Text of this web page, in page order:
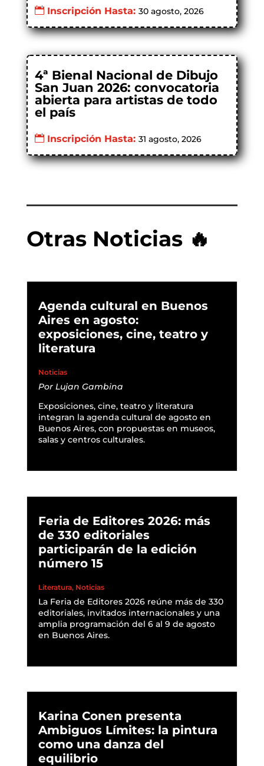
Inscripción Hasta: 30 agosto, 2026
4ª Bienal Nacional de Dibujo
San Juan 2026: convocatoria
abierta para artistas de todo
el país
Inscripción Hasta: 31 agosto, 2026
Otras Noticias 🔥
Agenda cultural en Buenos
Aires en agosto:
exposiciones, cine, teatro y
literatura
Noticias
Por Lujan Gambina
Exposiciones, cine, teatro y literatura
integran la agenda cultural de agosto en
Buenos Aires, con propuestas en museos,
salas y centros culturales.
Feria de Editores 2026: más
de 330 editoriales
participarán de la edición
número 15
Literatura, Noticias
La Feria de Editores 2026 reúne más de 330
editoriales, invitados internacionales y una
amplia programación del 6 al 9 de agosto
en Buenos Aires.
Karina Conen presenta
Ambiguos Límites: la pintura
como una danza del
equilibrio